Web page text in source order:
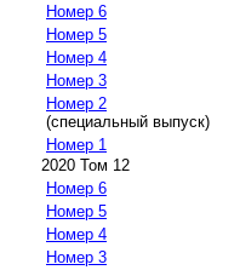
Номер 6
Номер 5
Номер 4
Номер 3
Номер 2
(специальный выпуск)
Номер 1
2020 Том 12
Номер 6
Номер 5
Номер 4
Номер 3